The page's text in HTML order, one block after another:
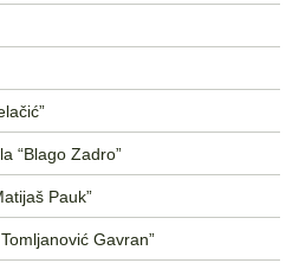
“Blago Zadro”
Pauk”
Gavran”